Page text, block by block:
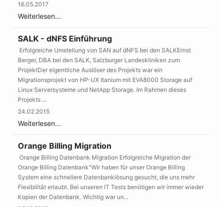
16.05.2017
Weiterlesen...
SALK - dNFS Einführung
Erfolgreiche Umstellung von SAN auf dNFS bei den SALKErnst
Berger, DBA bei den SALK, Salzburger Landeskliniken zum
ProjektDer eigentliche Auslöser des Projekts war ein
Migrationsprojekt von HP-UX Itanium mit EVA8000 Storage auf
Linux Serversysteme und NetApp Storage. Im Rahmen dieses
Projekts ...
24.02.2015
Weiterlesen...
Orange Billing Migration
Orange Billing Datenbank Migration Erfolgreiche Migration der
Orange Billing Datenbank"Wir haben für unser Orange Billing
System eine schnellere Datenbanklösung gesucht, die uns mehr
Flexibilität erlaubt. Bei unseren IT Tests benötigen wir immer wieder
Kopien der Datenbank. Wichtig war un...